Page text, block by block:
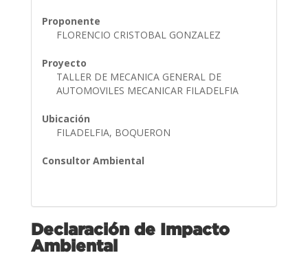
Proponente
FLORENCIO CRISTOBAL GONZALEZ
Proyecto
TALLER DE MECANICA GENERAL DE
AUTOMOVILES MECANICAR FILADELFIA
Ubicación
FILADELFIA, BOQUERON
Consultor Ambiental
Declaración de Impacto
Ambiental